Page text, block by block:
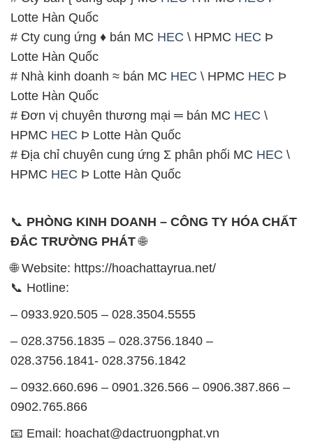
Lotte Hàn Quốc
# Cty cung ứng ♦ bán MC HEC \ HPMC HEC Þ
Lotte Hàn Quốc
# Nhà kinh doanh ≈ bán MC HEC \ HPMC HEC Þ
Lotte Hàn Quốc
# Đơn vị chuyên thương mại ═ bán MC HEC \
HPMC HEC Þ Lotte Hàn Quốc
# Địa chỉ chuyên cung ứng Σ phân phối MC HEC \
HPMC HEC Þ Lotte Hàn Quốc
📞 PHÒNG KINH DOANH – CÔNG TY HÓA CHẤT
ĐẮC TRƯỜNG PHÁT🌐
🌐 Website: https://hoachattayrua.net/
📞 Hotline:
– 0933.920.505 – 028.3504.5555
– 028.3756.1835 – 028.3756.1840 –
028.3756.1841- 028.3756.1842
– 0932.660.696 – 0901.326.566 – 0906.387.866 –
0902.765.866
📧 Email: hoachat@dactruongphat.vn